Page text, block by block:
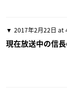
2017年2月22日 at
現在放送中の信